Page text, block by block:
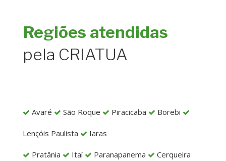
Regiões atendidas
pela CRIATUA
Avaré São Roque Piracicaba Borebi
Lençóis Paulista Iaras
Pratânia Itaí Paranapanema Cerqueira